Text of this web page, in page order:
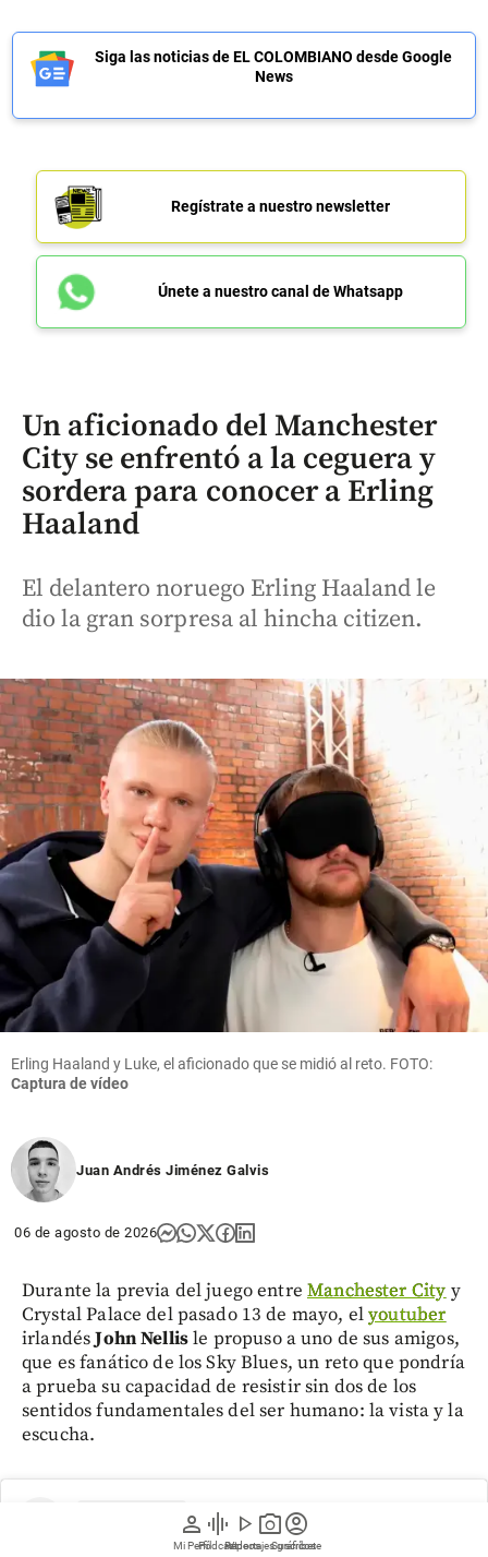
person
Mi Perfil
graphic_eq
Pódcast
play_arrow
Videos
photo_camera
Reportajes gráficos
account_circle
Suscríbete
Siga las noticias de EL COLOMBIANO desde Google
News
Regístrate a nuestro newsletter
Únete a nuestro canal de Whatsapp
Un aficionado del Manchester
City se enfrentó a la ceguera y
sordera para conocer a Erling
Haaland
El delantero noruego Erling Haaland le
dio la gran sorpresa al hincha citizen.
Erling Haaland y Luke, el aficionado que se midió al reto. FOTO:
Captura de vídeo
Juan Andrés Jiménez Galvis
06 de agosto de 2026
Durante la previa del juego entreManchester City y
Crystal Palace del pasado 13 de mayo, elyoutuber
irlandésJohn Nellisle propuso a uno de sus amigos,
que es fanático de los Sky Blues, un reto que pondría
a prueba su capacidad de resistir sin dos de los
sentidos fundamentales del ser humano: la vista y la
escucha.